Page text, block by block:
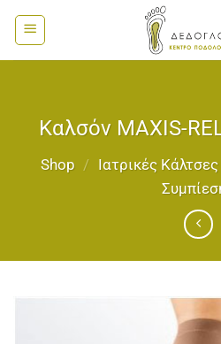
Μετάβαση
στο
περιεχόμενο
Καλσόν MAXIS-
Shop / Ιατρικές Κάλτσες